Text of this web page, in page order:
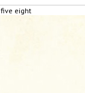
five eight